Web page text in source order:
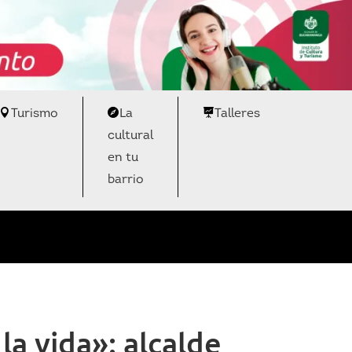
Turismo
La
cultural
en tu
barrio
Talleres
vida»: alcalde